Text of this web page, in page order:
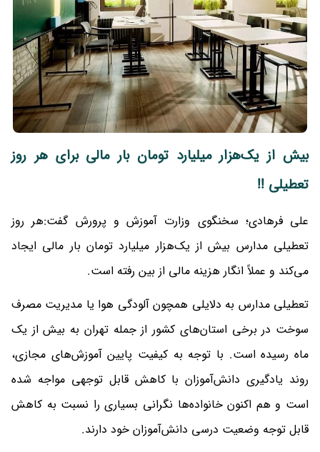
بیش از یک‌هزار میلیارد تومان بار مالی برای هر روز
تعطیلی !!
علی فرهادی؛ سخنگوی وزارت آموزش و پرورش گفت:هر روز
تعطیلی مدارس بیش از یک‌هزار میلیارد تومان بار مالی ایجاد
می‌کند و عملاً انگار هزینه مالی از بین رفته است.
تعطیلی مدارس به دلایلی همچون آلودگی هوا یا مدیریت مصرف
سوخت در برخی استان‌های کشور از جمله تهران به بیش از یک
ماه رسیده است. با توجه به کیفیت پایین آموزش‌های مجازی،
روند یادگیری دانش‌آموزان با کاهش قابل توجهی مواجه شده
است و هم اکنون خانواده‌ها نگرانی بسیاری را نسبت به کاهش
قابل توجه وضعیت درسی دانش‌آموزان خود دارند.